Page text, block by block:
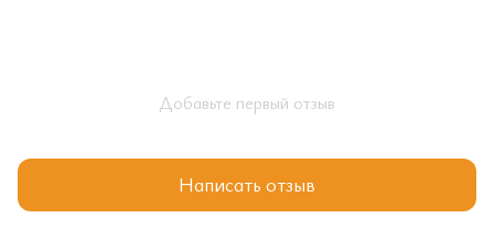
Добавьте первый отзыв
Написать отзыв